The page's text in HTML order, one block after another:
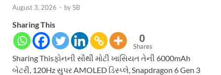
August 3, 2026 - bySB
Sharing This
0
Shares
Sharing Thisફોનની સૌથી મોટી ખાસિયત તેની 6000mAh
બેટરી, 120Hz સુપર AMOLED ડિસ્પ્લે, Snapdragon 6 Gen 3